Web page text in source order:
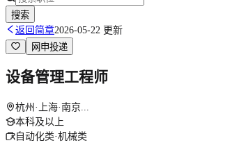
搜索
返回简章2026-05-22 更新
网申投递
设备管理工程师
杭州·上海·南京...
本科及以上
自动化类·机械类